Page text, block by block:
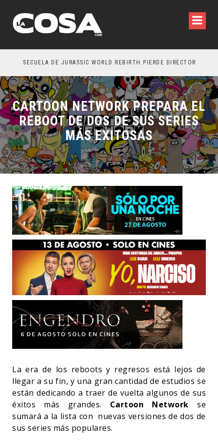
SECUELA DE JURASSIC WORLD REBIRTH PIERDE DIRECTOR
CARTOON NETWORK PREPARA EL
REBOOT DE DOS DE SUS SERIES
MÁS EXITOSAS
La era de los reboots y regresos está lejos de
llegar a su fin, y una gran cantidad de estudios se
están dedicando a traer de vuelta algunos de sus
éxitos más grandes. Cartoon Network se
sumará a la lista con nuevas versiones de dos de
sus series más populares.